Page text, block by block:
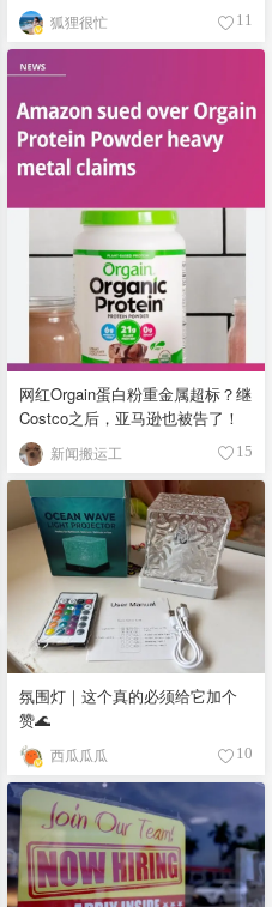
狐狸很忙 11
网红Orgain蛋白粉重金属超标？继
Costco之后，亚马逊也被告了！
新闻搬运工 15
氛围灯｜这个真的必须给它加个
赞🌊
西瓜瓜瓜 10